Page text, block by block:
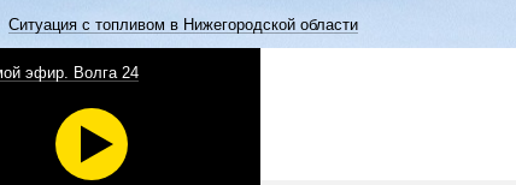
Ситуация с топливом в Нижегородской области
эфир. Волга 24